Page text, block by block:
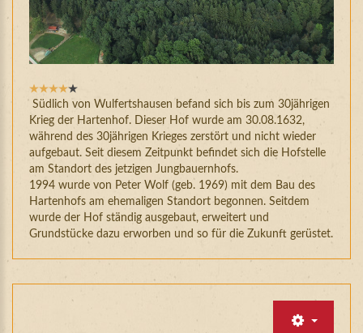
Bewertung:
Südlich von Wulfertshausen befand sich bis zum 30jährigen
Krieg der Hartenhof. Dieser Hof wurde am 30.08.1632,
während des 30jährigen Krieges zerstört und nicht wieder
aufgebaut. Seit diesem Zeitpunkt befindet sich die Hofstelle
am Standort des jetzigen Jungbauernhofs.
1994 wurde von Peter Wolf (geb. 1969) mit dem Bau des
Hartenhofs am ehemaligen Standort begonnen. Seitdem
wurde der Hof ständig ausgebaut, erweitert und
Grundstücke dazu erworben und so für die Zukunft gerüstet.